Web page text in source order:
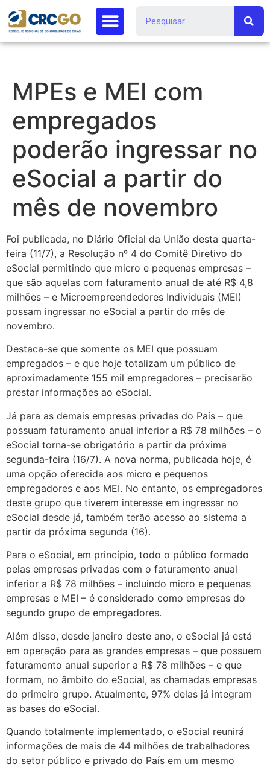
MPEs e MEI com
empregados
poderão ingressar no
eSocial a partir do
mês de novembro
Foi publicada, no Diário Oficial da União desta quarta-
feira (11/7), a Resolução nº 4 do Comitê Diretivo do
eSocial permitindo que micro e pequenas empresas –
que são aquelas com faturamento anual de até R$ 4,8
milhões – e Microempreendedores Individuais (MEI)
possam ingressar no eSocial a partir do mês de
novembro.
Destaca-se que somente os MEI que possuam
empregados – e que hoje totalizam um público de
aproximadamente 155 mil empregadores – precisarão
prestar informações ao eSocial.
Já para as demais empresas privadas do País – que
possuam faturamento anual inferior a R$ 78 milhões – o
eSocial torna-se obrigatório a partir da próxima
segunda-feira (16/7). A nova norma, publicada hoje, é
uma opção oferecida aos micro e pequenos
empregadores e aos MEI. No entanto, os empregadores
deste grupo que tiverem interesse em ingressar no
eSocial desde já, também terão acesso ao sistema a
partir da próxima segunda (16).
Para o eSocial, em princípio, todo o público formado
pelas empresas privadas com o faturamento anual
inferior a R$ 78 milhões – incluindo micro e pequenas
empresas e MEI – é considerado como empresas do
segundo grupo de empregadores.
Além disso, desde janeiro deste ano, o eSocial já está
em operação para as grandes empresas – que possuem
faturamento anual superior a R$ 78 milhões – e que
formam, no âmbito do eSocial, as chamadas empresas
do primeiro grupo. Atualmente, 97% delas já integram
as bases do eSocial.
Quando totalmente implementado, o eSocial reunirá
informações de mais de 44 milhões de trabalhadores
do setor público e privado do País em um mesmo